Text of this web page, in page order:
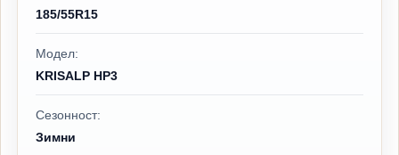
185/55R15
Модел:
KRISALP HP3
Сезонност:
Зимни